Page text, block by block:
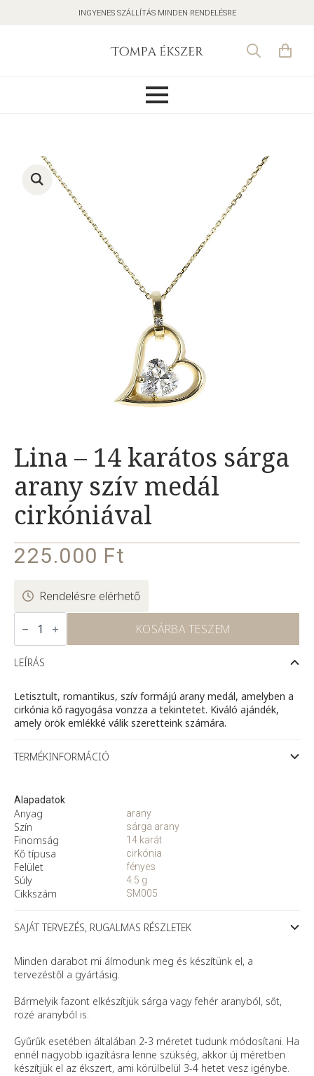
INGYENES SZÁLLÍTÁS MINDEN RENDELÉSRE
Lina – 14 karátos sárga
arany szív medál
cirkóniával
225.000 Ft
Rendelésre elérhető
Lina
karátos
sárga
medál
cirkóniával
mennyiség
KOSÁRBA TESZEM
LEÍRÁS
Letisztult, romantikus, szív formájú arany medál, amelyben a
cirkónia kő ragyogása vonzza a tekintetet. Kiváló ajándék,
amely örök emlékké válik szeretteink számára.
TERMÉKINFORMÁCIÓ
Alapadatok
Anyag
Szín
Finomság
Kő típusa
Felület
Súly
Cikkszám
arany
sárga arany
14 karát
cirkónia
fényes
4.5 g
SM005
SAJÁT TERVEZÉS, RUGALMAS RÉSZLETEK
Minden darabot mi álmodunk meg és készítünk el, a
tervezéstől a gyártásig.
Bármelyik fazont elkészítjük sárga vagy fehér aranyból, sőt,
rozé aranyból is.
Gyűrűk esetében általában 2-3 méretet tudunk módosítani. Ha
ennél nagyobb igazításra lenne szükség, akkor új méretben
készítjük el az ékszert, ami körülbelül 3-4 hetet vesz igénybe.